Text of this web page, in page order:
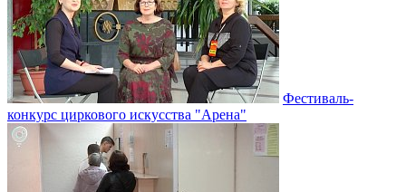
Фестиваль-
конкурс циркового искусства "Арена"